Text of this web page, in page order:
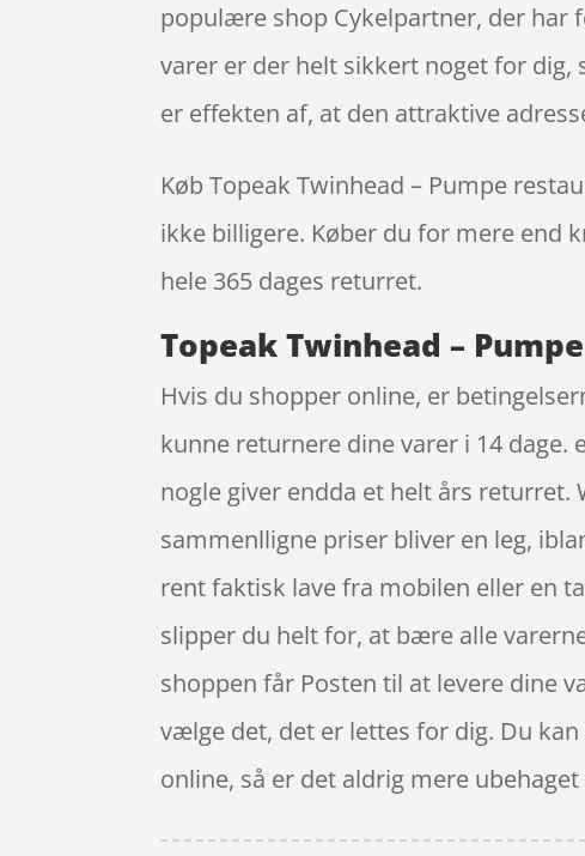
populære shop Cykelpartner, der har
varer er der helt sikkert noget for
er effekten af, at den attraktive
Køb Topeak Twinhead – Pumpe
ikke billigere. Køber du for mere end
hele 365 dages returret.
Topeak Twinhead –
Hvis du shopper online, er
kunne returnere dine varer i 14
nogle giver endda et helt års
sammenlligne priser bliver en leg,
rent faktisk lave fra mobilen eller en
slipper du helt for, at bære alle
shoppen får Posten til at levere dine
vælge det, det er lettes for dig. Du
online, så er det aldrig mere